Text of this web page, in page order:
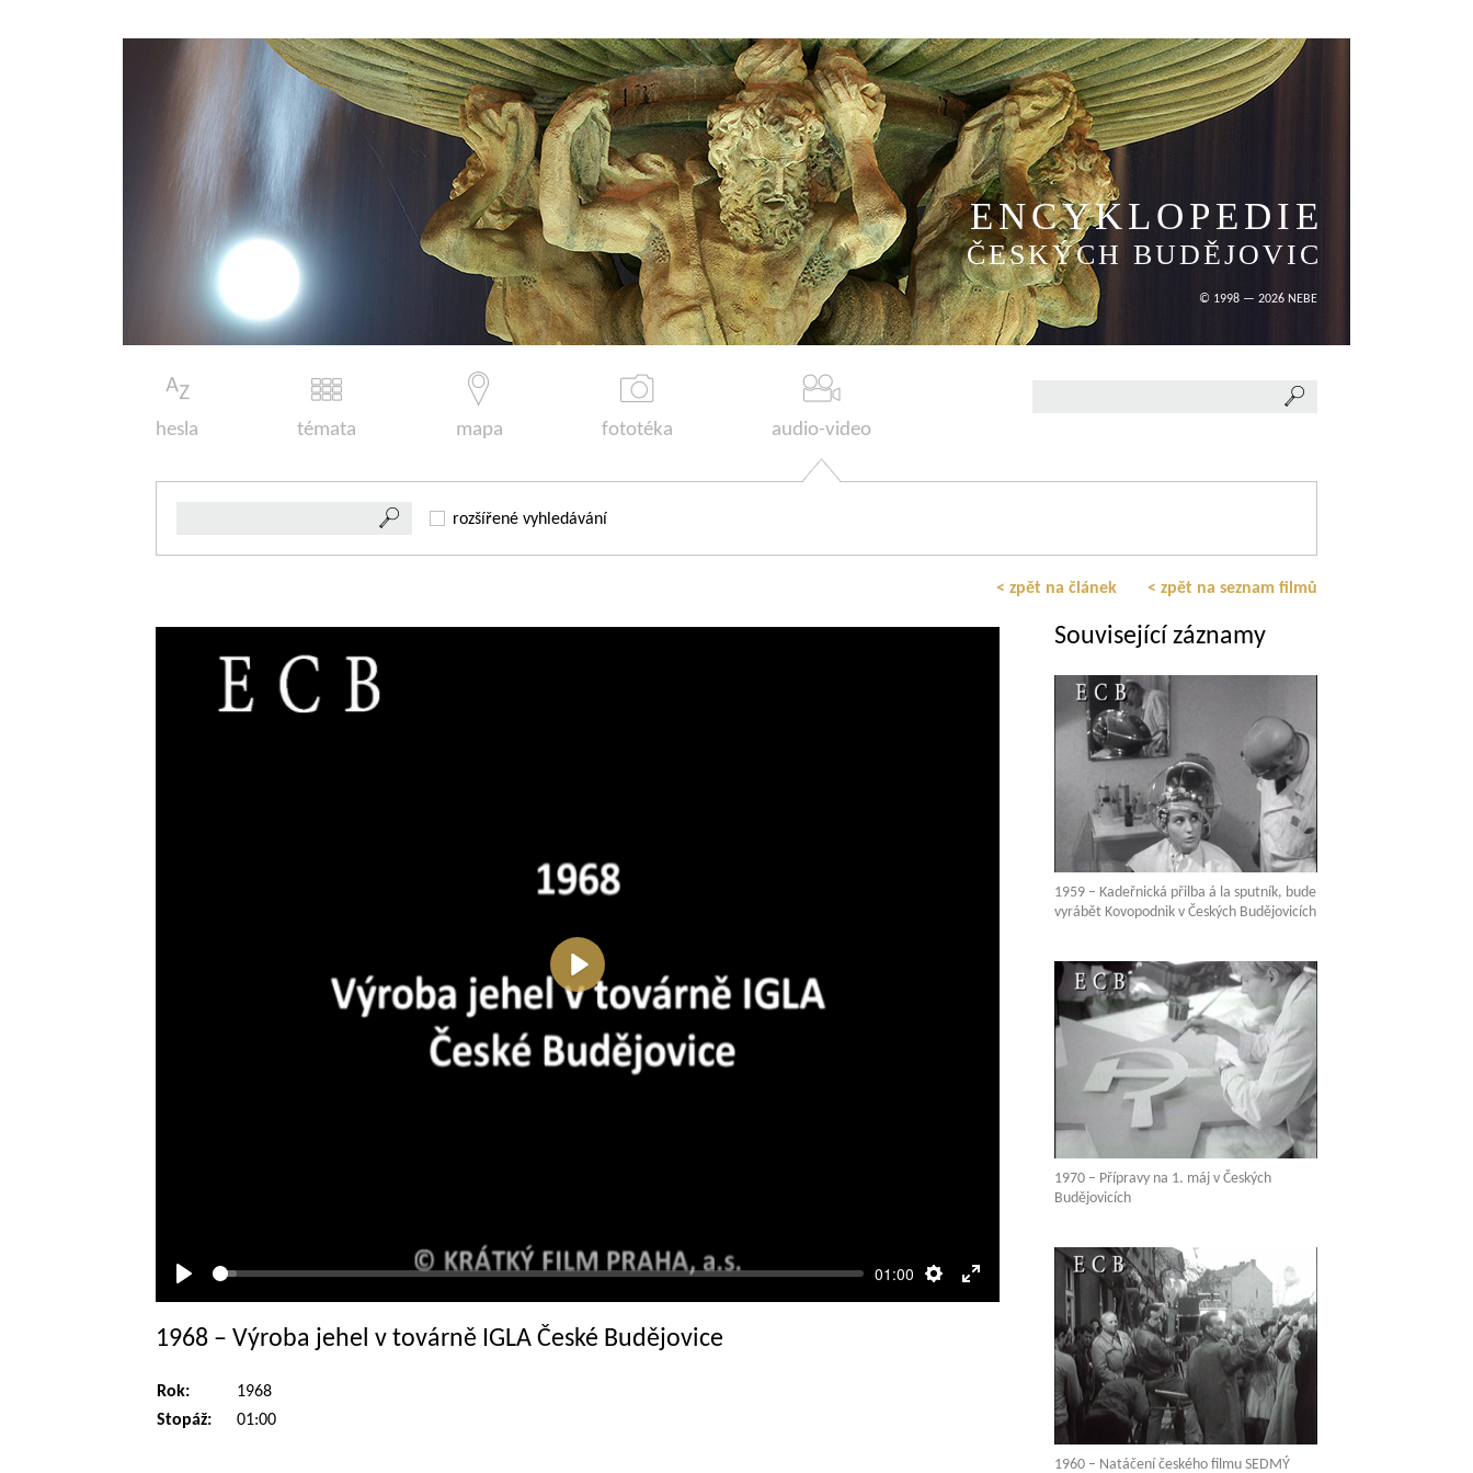
ENCYKLOPEDIE
ČESKÝCH BUDĚJOVIC
© 1998 — 2026 NEBE
hesla témata mapa fototéka audio-video
rozšířené vyhledávání
< zpět na článek < zpět na seznam filmů
Přehrát
01:00
Nastavení
Režim
Přehrát
1968 – Výroba jehel v továrně IGLA České Budějovice
Rok:
1968
Stopáž:
01:00
Související záznamy
1959 – Kadeřnická přilba á la sputník, bude
vyrábět Kovopodnik v Českých Budějovicích
1970 – Přípravy na 1. máj v Českých
Budějovicích
1960 – Natáčení českého filmu SEDMÝ